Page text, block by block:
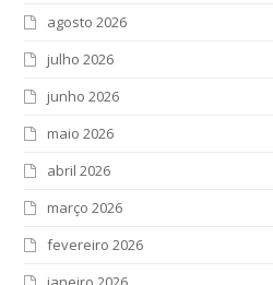
agosto 2026
julho 2026
junho 2026
maio 2026
abril 2026
março 2026
fevereiro 2026